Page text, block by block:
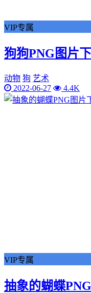
VIP专属
狗狗PNG图片
动物 狗 艺术
2022-06-27
4.4K
VIP专属
抽象的蝴蝶